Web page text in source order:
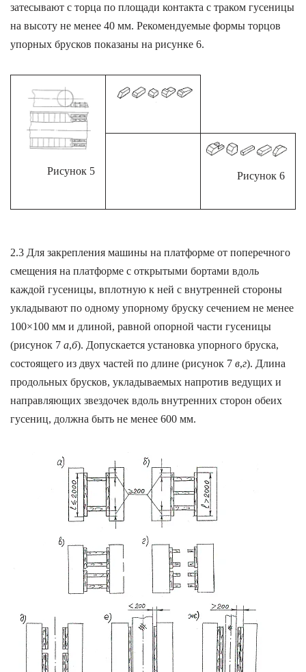
затесывают с торца по площади контакта с траком гусеницы
на высоту не менее 40 мм. Рекомендуемые формы торцов
упорных брусков показаны на рисунке 6.
Рисунок 5 Рисунок 6
2.3 Для закрепления машины на платформе от поперечного
смещения на платформе с открытыми бортами вдоль
каждой гусеницы, вплотную к ней с внутренней стороны
укладывают по одному упорному бруску сечением не менее
100×100 мм и длиной, равной опорной части гусеницы
(рисунок 7 а,б). Допускается установка упорного бруска,
состоящего из двух частей по длине (рисунок 7 в,г). Длина
продольных брусков, укладываемых напротив ведущих и
направляющих звездочек вдоль внутренних сторон обеих
гусениц, должна быть не менее 600 мм.